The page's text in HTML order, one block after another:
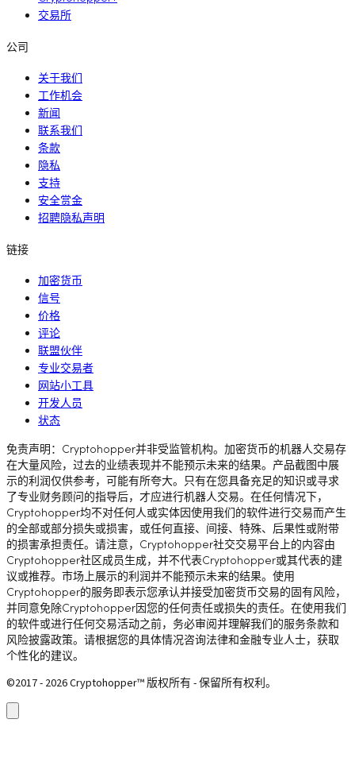
交易所
公司
关于我们
工作机会
新闻
联系我们
条款
隐私
支持
安全赏金
招聘隐私声明
链接
加密货币
信号
价格
评论
联盟伙伴
专业交易者
网站小工具
开发人员
状态
免责声明：Cryptohopper并非受监管机构。加密货币的机器人交易存
在大量风险，过去的业绩表现并不能预示未来的结果。产品截图中展
示的利润仅供参考，可能有所夸大。只有在您具备充足的知识或寻求
了专业财务顾问的指导后，才应进行机器人交易。在任何情况下，
Cryptohopper均不对任何人或实体因使用我们的软件进行交易而产生
的全部或部分损失或损害，或任何直接、间接、特殊、后果性或附带
的损害承担责任。请注意，Cryptohopper社交交易平台上的内容由
Cryptohopper社区成员生成，并不代表Cryptohopper或其代表的建
议或推荐。市场上展示的利润并不能预示未来的结果。使用
Cryptohopper的服务即表示您承认并接受加密货币交易的固有风险，
并同意免除Cryptohopper因您的任何责任或损失的责任。在使用我们
的软件或进行任何交易活动之前，务必审阅并理解我们的服务条款和
风险披露政策。请根据您的具体情况咨询法律和金融专业人士，获取
个性化的建议。
©2017 - 2026 Cryptohopper™ 版权所有 - 保留所有权利。